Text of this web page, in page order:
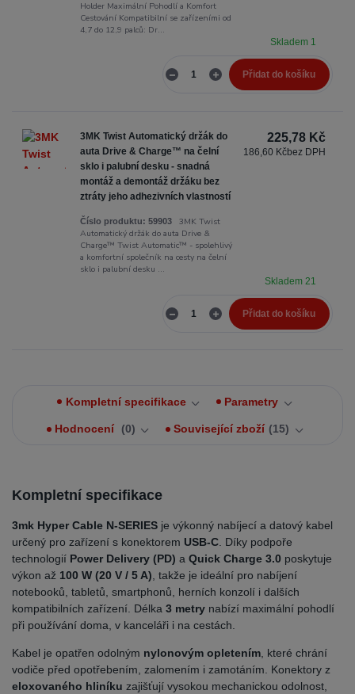
Holder Maximální Pohodlí a Komfort
Cestování Kompatibilní se zařízeními od
4,7 do 12,9 palců: Dr...
Skladem 1
Přidat do košíku
3MK Twist Automatický držák do
auta Drive & Charge™ na čelní
sklo i palubní desku - snadná
montáž a demontáž držáku bez
ztráty jeho adhezivních vlastností
Číslo produktu: 599033MK Twist
Automatický držák do auta Drive &
Charge™ Twist Automatic™ - spolehlivý
a komfortní společník na cesty na čelní
sklo i palubní desku ...
225,78 Kč
186,60 Kčbez DPH
Skladem 21
Přidat do košíku
Kompletní specifikace Parametry
Hodnocení 0 Související zboží 15
Kompletní specifikace
3mk Hyper Cable N-SERIES je výkonný nabíjecí a datový kabel
určený pro zařízení s konektorem USB-C. Díky podpoře
technologií Power Delivery (PD) a Quick Charge 3.0 poskytuje
výkon až 100 W (20 V / 5 A), takže je ideální pro nabíjení
notebooků, tabletů, smartphonů, herních konzolí i dalších
kompatibilních zařízení. Délka 3 metry nabízí maximální pohodlí
při používání doma, v kanceláři i na cestách.
Kabel je opatřen odolným nylonovým opletením, které chrání
vodiče před opotřebením, zalomením i zamotáním. Konektory z
eloxovaného hliníku zajišťují vysokou mechanickou odolnost,